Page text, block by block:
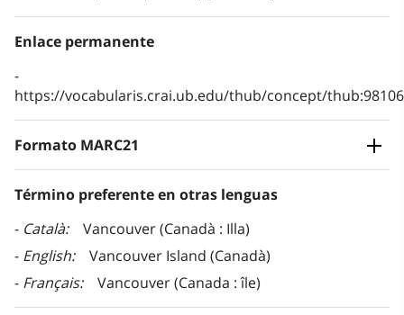
Enlace permanente
https://vocabularis.crai.ub.edu/thub/concept/
Formato MARC21
Término preferente en otras lenguas
Català
Vancouver (Canadà : Illa)
English
Vancouver Island (Canadà)
Français
Vancouver (Canada : île)